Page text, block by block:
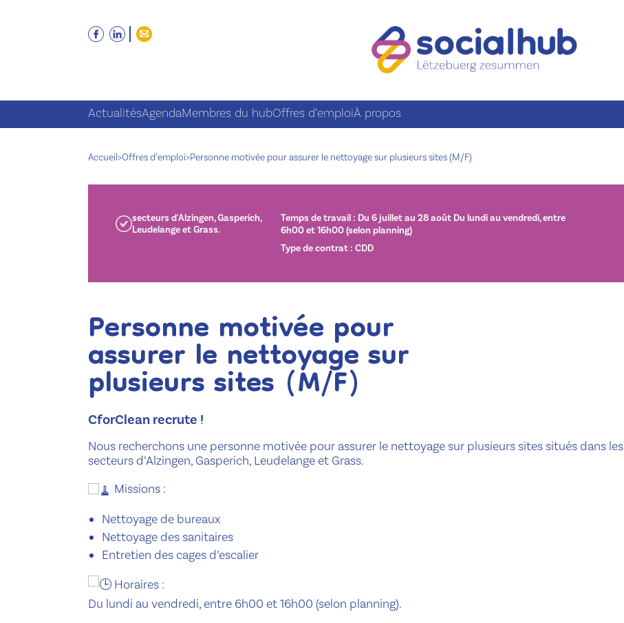
ActualitésAgendaMembres du hubOffres d’emploiÀ propos
Accueil>Offres d’emploi>Personne motivée pour assurer le nettoyage sur plusieurs sites (M/F)
secteurs d'Alzingen, Gasperich,
Leudelange et Grass.
Temps de travail : Du 6 juillet au 28 août Du lundi au vendredi, entre
6h00 et 16h00 (selon planning)
Type de contrat : CDD
Personne motivée pour
assurer le nettoyage sur
plusieurs sites (M/F)
CforClean recrute !
Nous recherchons une personne motivée pour assurer le nettoyage sur plusieurs sites situés dans les
secteurs d’Alzingen, Gasperich, Leudelange et Grass.
Missions :
Nettoyage de bureaux
Nettoyage des sanitaires
Entretien des cages d’escalier
Horaires :
Du lundi au vendredi, entre 6h00 et 16h00 (selon planning).